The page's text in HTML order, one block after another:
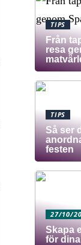
TIPS
Från
resa
TIPS
Så ser
festen
27/10/
Skapa
för